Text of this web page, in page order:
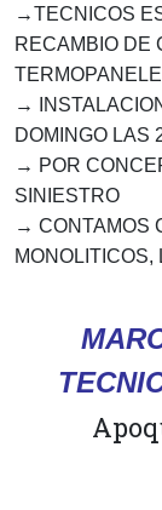
→TECNICOS
RECAMBIO DE
→
DOMINGO
→ POR
SINIESTRO
→ CONTAMOS